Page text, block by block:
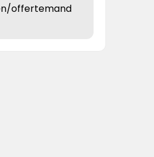
offertemand